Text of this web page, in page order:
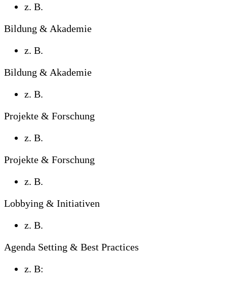
z. B.
Bildung & Akademie
z. B.
Bildung & Akademie
z. B.
Projekte & Forschung
z. B.
Projekte & Forschung
z. B.
Lobbying & Initiativen
z. B.
Agenda Setting & Best Practices
z. B: